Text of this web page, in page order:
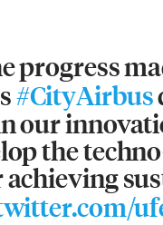
progress
#CityAirbus
our
the
achieving